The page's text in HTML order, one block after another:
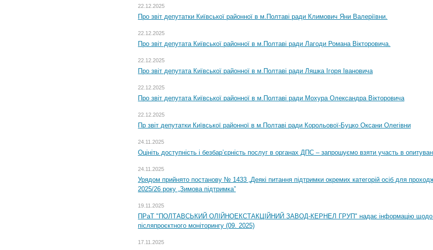
22.12.2025
Про звіт депутатки Київської районної в м.Полтаві ради Климович Яни Валеріївни.
22.12.2025
Про звіт депутата Київської районної в м.Полтаві ради Лагоди Романа Вікторовича.
22.12.2025
Про звіт депутата Київської районної в м.Полтаві ради Ляшка Ігоря Івановича
22.12.2025
Про звіт депутата Київської районної в м.Полтаві ради Мохура Олександра Вікторовича
22.12.2025
Пр звіт депутатки Київської районної в м.Полтаві ради Корольової-Буцко Оксани Олегівни
24.11.2025
Оцініть доступність і безбар’єрність послуг в органах ДПС – запрошуємо взяти участь в
24.11.2025
Урядом прийнято постанову № 1433 „Деякі питання підтримки окремих категорій осіб для
2025/26 року „Зимова підтримка”
19.11.2025
ПРаТ "ПОЛТАВСЬКИЙ ОЛІЙНОЕКСТАКЦІЙНИЙ ЗАВОД-КЕРНЕЛ ГРУП" надає інформацію щодо
післяпроєктного моніторингу (09. 2025)
17.11.2025